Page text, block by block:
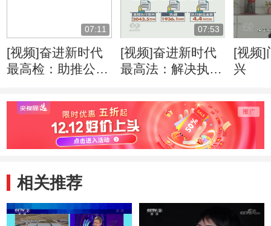
07:11
[视频]奋进新时代
最高检：助推公益
07:53
[视频]奋进新时代
最高法：解决执行
[视频]
兴
相关推荐